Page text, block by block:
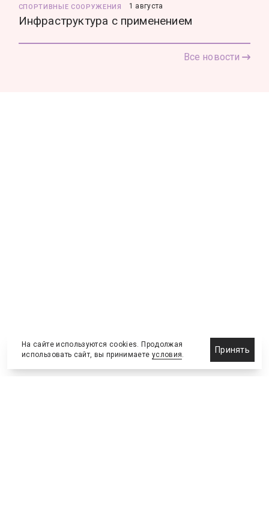
СПОРТИВНЫЕ СООРУЖЕНИЯ 1 августа
Инфраструктура с применением
Все новости
На сайте используются cookies. Продолжая
использовать сайт, вы принимаете условия.
Принять